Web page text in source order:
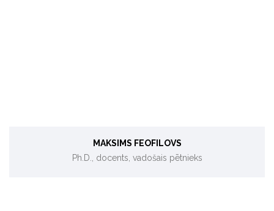
MAKSIMS FEOFILOVS
Ph.D., docents, vadošais pētnieks